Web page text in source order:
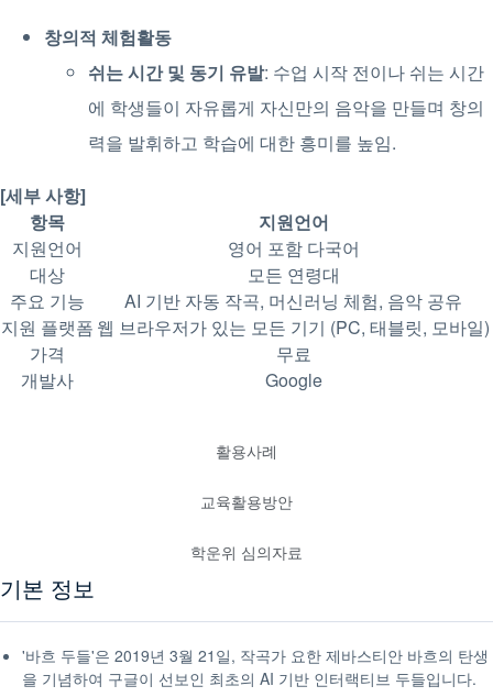
활용사례
교육활용방안
학운위 심의자료
창의적 체험활동
쉬는 시간 및 동기 유발: 수업 시작 전이나 쉬는 시간
에 학생들이 자유롭게 자신만의 음악을 만들며 창의
력을 발휘하고 학습에 대한 흥미를 높임.
[세부 사항]
항목
지원언어
지원언어
영어 포함 다국어
대상
모든 연령대
주요 기능
AI 기반 자동 작곡, 머신러닝 체험, 음악 공유
지원 플랫폼 웹 브라우저가 있는 모든 기기 (PC, 태블릿, 모바일)
가격
무료
개발사
Google
기본 정보
'바흐 두들'은 2019년 3월 21일, 작곡가 요한 제바스티안 바흐의 탄생
을 기념하여 구글이 선보인 최초의 AI 기반 인터랙티브 두들입니다.